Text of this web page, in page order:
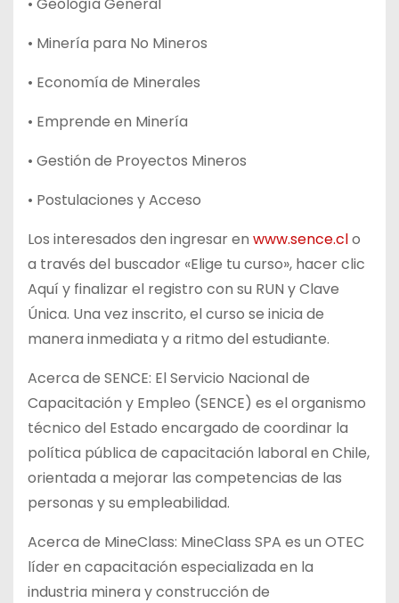
• Minería para No Mineros
• Economía de Minerales
• Emprende en Minería
• Gestión de Proyectos Mineros
• Postulaciones y Acceso
Los interesados den ingresar en www.sence.clo
a través del buscador «Elige tu curso», hacer clic
Aquí y finalizar el registro con su RUN y Clave
Única. Una vez inscrito, el curso se inicia de
manera inmediata y a ritmo del estudiante.
Acerca de SENCE: El Servicio Nacional de
Capacitación y Empleo (SENCE) es el organismo
técnico del Estado encargado de coordinar la
política pública de capacitación laboral en Chile,
orientada a mejorar las competencias de las
personas y su empleabilidad.
Acerca de MineClass: MineClass SPA es un OTEC
líder en capacitación especializada en la
industria minera y construcción de